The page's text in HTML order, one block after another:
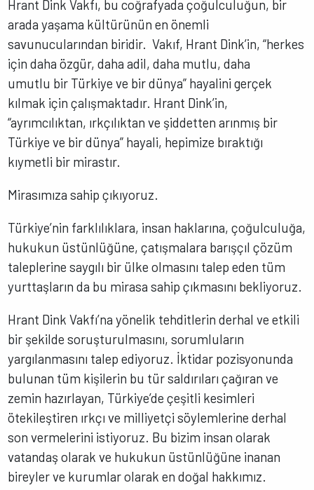
Hrant Dink Vakfı, bu coğrafyada çoğulculuğun, bir
arada yaşama kültürünün en önemli
savunucularından biridir. Vakıf, Hrant Dink’in, “herkes
için daha özgür, daha adil, daha mutlu, daha
umutlu bir Türkiye ve bir dünya” hayalini gerçek
kılmak için çalışmaktadır. Hrant Dink’in,
“ayrımcılıktan, ırkçılıktan ve şiddetten arınmış bir
Türkiye ve bir dünya” hayali, hepimize bıraktığı
kıymetli bir mirastır.
Mirasımıza sahip çıkıyoruz.
Türkiye’nin farklılıklara, insan haklarına, çoğulculuğa,
hukukun üstünlüğüne, çatışmalara barışçıl çözüm
taleplerine saygılı bir ülke olmasını talep eden tüm
yurttaşların da bu mirasa sahip çıkmasını bekliyoruz.
Hrant Dink Vakfı’na yönelik tehditlerin derhal ve etkili
bir şekilde soruşturulmasını, sorumluların
yargılanmasını talep ediyoruz. İktidar pozisyonunda
bulunan tüm kişilerin bu tür saldırıları çağıran ve
zemin hazırlayan, Türkiye’de çeşitli kesimleri
ötekileştiren ırkçı ve milliyetçi söylemlerine derhal
son vermelerini istiyoruz. Bu bizim insan olarak
vatandaş olarak ve hukukun üstünlüğüne inanan
bireyler ve kurumlar olarak en doğal hakkımız.